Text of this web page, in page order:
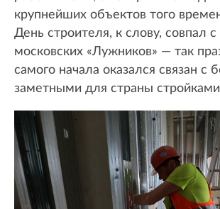
крупнейших объектов того
День строителя, к слову, совпал
московских «Лужников» — так
самого начала оказался связан с
заметными для страны